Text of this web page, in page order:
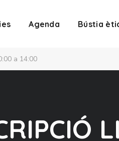
Agenda Bústia
a 14:00